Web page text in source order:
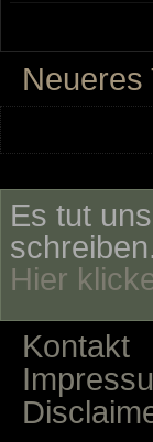
Neueres
Es tut
Hier
Kontakt